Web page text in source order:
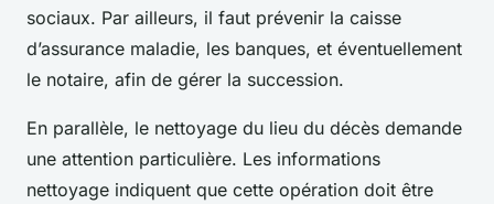
sociaux. Par ailleurs, il faut prévenir la caisse
d’assurance maladie, les banques, et éventuellement
le notaire, afin de gérer la succession.
En parallèle, le nettoyage du lieu du décès demande
une attention particulière. Les informations
nettoyage indiquent que cette opération doit être